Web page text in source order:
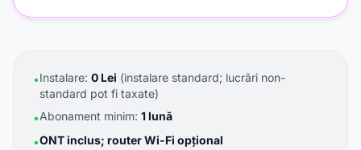
•Instalare: 0 Lei (instalare standard; lucrări non-
standard pot fi taxate)
•Abonament minim: 1 lună
•ONT inclus; router Wi-Fi opțional